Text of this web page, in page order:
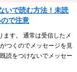
いで読む方法！未読
で注意
ます。 通常は受信したメ
つくのでメッセージを見
読をつけないでメッセー